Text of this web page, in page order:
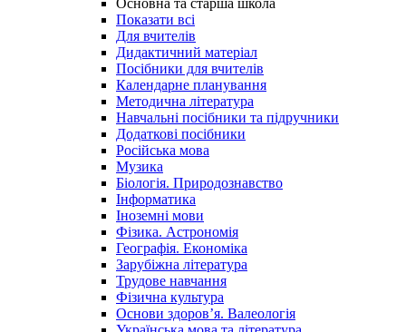
Основна та старша школа
Показати всі
Для вчителів
Дидактичний матеріал
Посібники для вчителів
Календарне планування
Методична література
Навчальні посібники та підручники
Додаткові посібники
Російська мова
Музика
Біологія. Природознавство
Інформатика
Іноземні мови
Фізика. Астрономія
Географія. Економіка
Зарубіжна література
Трудове навчання
Фізична культура
Основи здоров’я. Валеологія